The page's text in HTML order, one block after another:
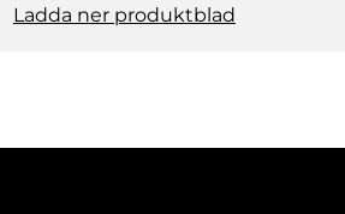
Ladda ner produktblad